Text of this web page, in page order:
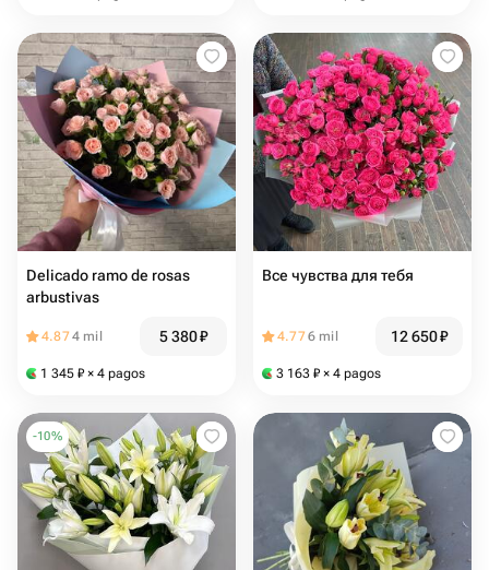
Delicado ramo de rosas
arbustivas
4.874 mil 5 380₽
1 345 ₽ × 4 pagos
Все чувства для тебя
4.776 mil 12 650₽
3 163 ₽ × 4 pagos
-10%